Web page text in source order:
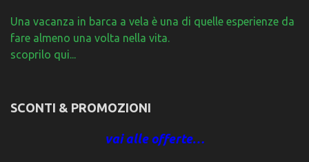
Una vacanza in barca a vela è una di quelle esperienze da
fare almeno una volta nella vita.
scoprilo qui...
SCONTI & PROMOZIONI
vai alle offerte…